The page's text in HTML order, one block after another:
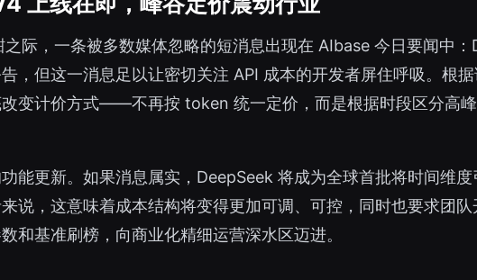
之际，一条被多数媒体忽略的短消息出现在 AIbase 今日要闻中
，但这一消息足以让密切关注 API 成本的开发者屏住呼吸。根
变计价方式——不再按 token 统一定价，而是根据时段区分高
能更新。如果消息属实，DeepSeek 将成为全球首批将时间维
说，这意味着成本结构将变得更加可调、可控，同时也要求团
和基准刷榜，向商业化精细运营深水区迈进。